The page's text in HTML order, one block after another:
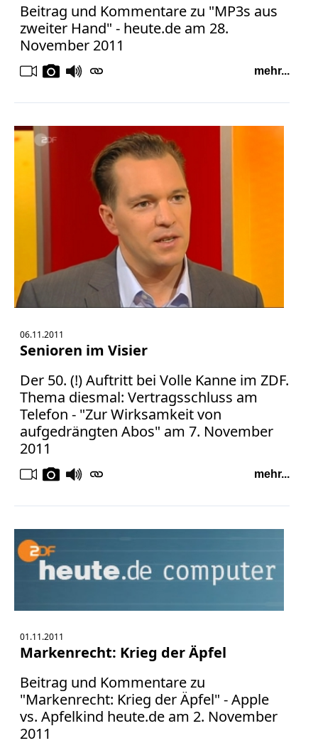
Beitrag und Kommentare zu "MP3s aus
zweiter Hand" - heute.de am 28.
November 2011
mehr...
06.11.2011
Senioren im Visier
Der 50. (!) Auftritt bei Volle Kanne im ZDF.
Thema diesmal: Vertragsschluss am
Telefon - "Zur Wirksamkeit von
aufgedrängten Abos" am 7. November
2011
mehr...
01.11.2011
Markenrecht: Krieg der Äpfel
Beitrag und Kommentare zu
"Markenrecht: Krieg der Äpfel" - Apple
vs. Apfelkind heute.de am 2. November
2011